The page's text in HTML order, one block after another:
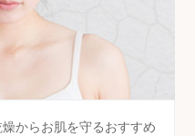
からお肌を守るおすすめ